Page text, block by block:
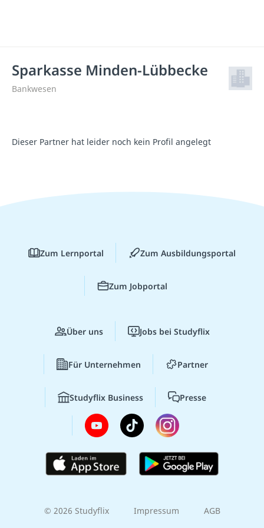
Sparkasse Minden-Lübbecke
Bankwesen
Dieser Partner hat leider noch kein Profil angelegt
Zum Lernportal Zum Ausbildungsportal
Zum Jobportal
Über uns Jobs bei Studyflix
Für Unternehmen Partner
Studyflix Business Presse
© 2026 Studyflix Impressum AGB